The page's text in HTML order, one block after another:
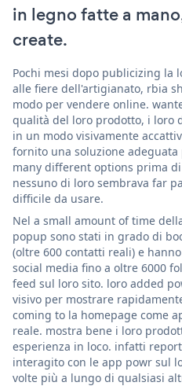
in legno fatte a
create.
Pochi mesi dopo publicizing la
alle fiere dell'artigianato, rbia
modo per vendere online.
qualità del loro prodotto, i loro
in un modo visivamente
fornito una soluzione
many different options prima
nessuno di loro sembrava far
difficile da usare.
Nel a small amount of time
popup sono stati in grado di
(oltre 600 contatti reali) e
social media fino a oltre 6000
feed sul loro sito. loro added
visivo per mostrare
coming to la homepage come
reale. mostra bene i loro
esperienza in loco. infatti
interagito con le app powr sul
volte più a lungo di qualsiasi